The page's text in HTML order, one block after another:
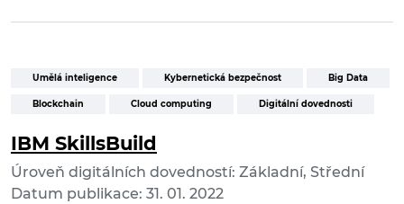
Umělá inteligence Kybernetická bezpečnost Big Data
Blockchain Cloud computing Digitální dovednosti
IBM SkillsBuild
Úroveň digitálních dovedností: Základní, Střední
Datum publikace: 31. 01. 2022